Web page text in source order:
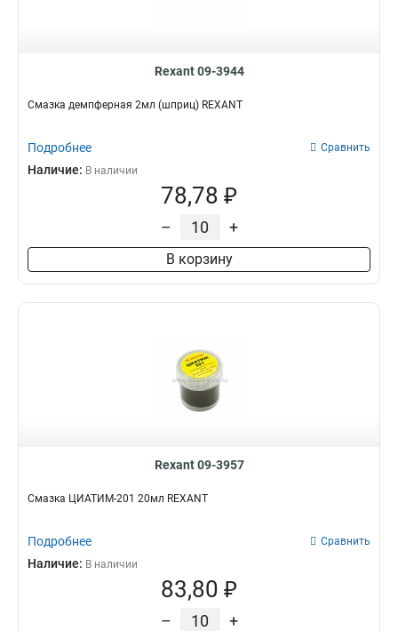
Rexant 09-3944
Смазка демпферная 2мл (шприц) REXANT
Подробнее Сравнить
Наличие: В наличии
78,78 ₽
– +
В корзину
Rexant 09-3957
Смазка ЦИАТИМ-201 20мл REXANT
Подробнее Сравнить
Наличие: В наличии
83,80 ₽
– +